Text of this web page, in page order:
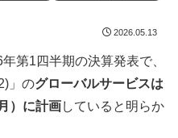
2026.05.13
第1四半期の決算発表で、
」のグローバルサービスは
）に計画していると明らか